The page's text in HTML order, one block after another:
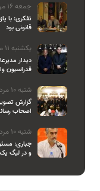
جمعه 16 مرداد 1405 17:49
تفکری: با
قانونی بود
یکشنبه 11 مرداد 1405 23:58
دیدار
فدراسیون
شنبه 10 مرداد 1405 10:18
گزارش
اصحاب
شنبه 10 مرداد 1405 08:39
جباری:
و در لیگ